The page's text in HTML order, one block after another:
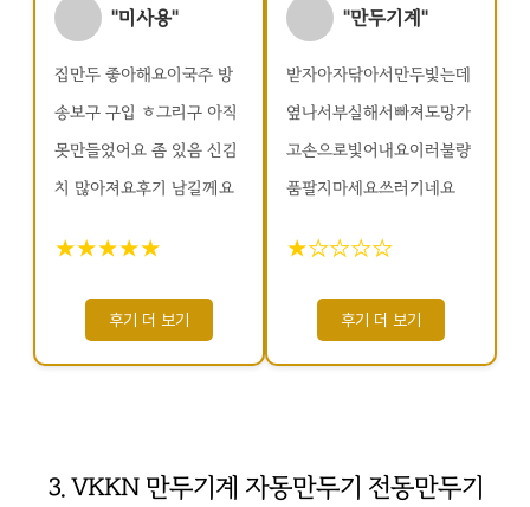
"미사용"
집만두 좋아해요이국주 방
송보구 구입 ㅎ그리구 아직
못만들었어요 좀 있음 신김
치 많아져요후기 남길께요
★★★★★
후기 더 보기
"만두기계"
받자아자닦아서만두빛는데
옆나서부실해서빠져도망가
고손으로빛어내요이러불량
품팔지마세요쓰러기네요
★☆☆☆☆
후기 더 보기
3. VKKN 만두기계 자동만두기 전동만두기